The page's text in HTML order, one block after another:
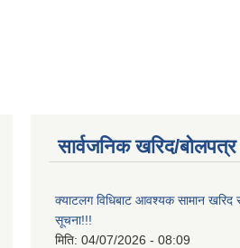
सार्वजनिक खरिद/
क्याटलग विधिबाट आवश्यक सामान खरिद
सूचना!!!
मिति: 04/07/2026 - 08:09